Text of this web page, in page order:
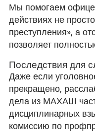
Мы помогаем
действиях не
преступления», а
позволяет
Последствия для
Даже если
прекращено,
дела из МАХАШ
дисциплинарных
комиссию по